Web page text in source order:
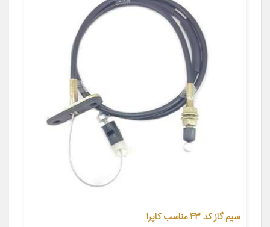
سیم گاز کد 43 مناسب کاپرا